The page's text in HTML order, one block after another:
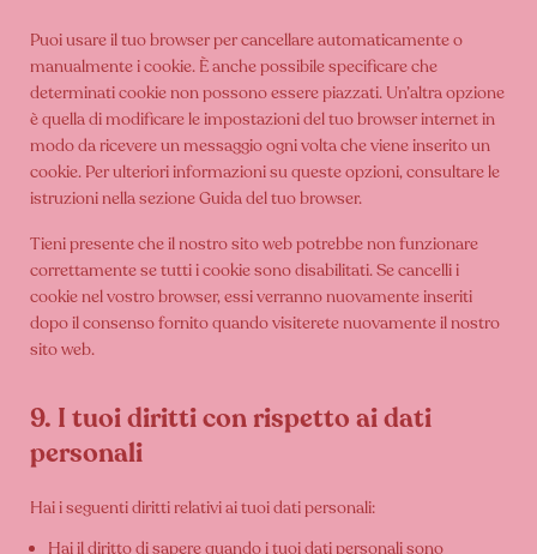
Puoi usare il tuo browser per cancellare automaticamente o
manualmente i cookie. È anche possibile specificare che
determinati cookie non possono essere piazzati. Un’altra opzione
è quella di modificare le impostazioni del tuo browser internet in
modo da ricevere un messaggio ogni volta che viene inserito un
cookie. Per ulteriori informazioni su queste opzioni, consultare le
istruzioni nella sezione Guida del tuo browser.
Tieni presente che il nostro sito web potrebbe non funzionare
correttamente se tutti i cookie sono disabilitati. Se cancelli i
cookie nel vostro browser, essi verranno nuovamente inseriti
dopo il consenso fornito quando visiterete nuovamente il nostro
sito web.
9. I tuoi diritti con rispetto ai dati
personali
Hai i seguenti diritti relativi ai tuoi dati personali:
Hai il diritto di sapere quando i tuoi dati personali sono